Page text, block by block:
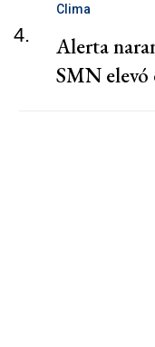
4.
Clima
Alerta
SMN